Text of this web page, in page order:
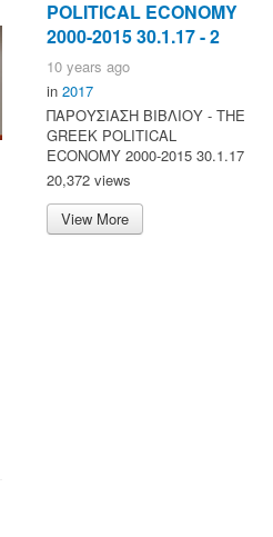
POLITICAL ECONOMY
2000-2015 30.1.17 - 2
10 years ago
in 2017
ΠΑΡΟΥΣΙΑΣΗ ΒΙΒΛΙΟΥ - ΤΗΕ
GREEK POLITICAL
ECONOMY 2000-2015 30.1.17
20,372 views
View More